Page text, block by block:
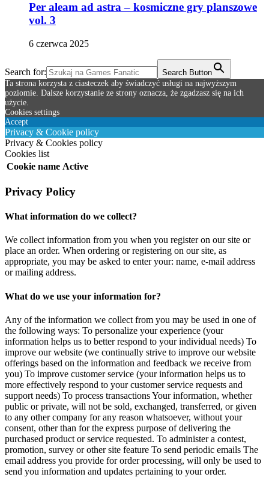
Per aleam ad astra – kosmiczne gry planszowe
vol. 3
6 czerwca 2025
Search for:
Search Button
Ta strona korzysta z ciasteczek aby świadczyć usługi na najwyższym
poziomie. Dalsze korzystanie ze strony oznacza, że zgadzasz się na ich
użycie.
Cookies settings
Accept
Privacy & Cookie policy
Privacy & Cookies policy
Cookies list
Cookie name Active
Privacy Policy
What information do we collect?
We collect information from you when you register on our site or
place an order. When ordering or registering on our site, as
appropriate, you may be asked to enter your: name, e-mail address
or mailing address.
What do we use your information for?
Any of the information we collect from you may be used in one of
the following ways: To personalize your experience (your
information helps us to better respond to your individual needs) To
improve our website (we continually strive to improve our website
offerings based on the information and feedback we receive from
you) To improve customer service (your information helps us to
more effectively respond to your customer service requests and
support needs) To process transactions Your information, whether
public or private, will not be sold, exchanged, transferred, or given
to any other company for any reason whatsoever, without your
consent, other than for the express purpose of delivering the
purchased product or service requested. To administer a contest,
promotion, survey or other site feature To send periodic emails The
email address you provide for order processing, will only be used to
send you information and updates pertaining to your order.